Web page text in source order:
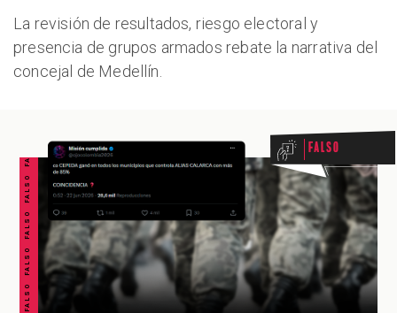
La revisión de resultados, riesgo electoral y
presencia de grupos armados rebate la narrativa del
concejal de Medellín.
FALSO FALSO FALSO FALSO FALSO FALSO FALSO Falso